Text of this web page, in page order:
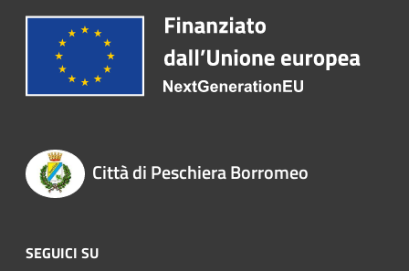
Città di Peschiera Borromeo
SEGUICI SU